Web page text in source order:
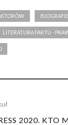
LITERATURA FAKTU -
2020. KTO